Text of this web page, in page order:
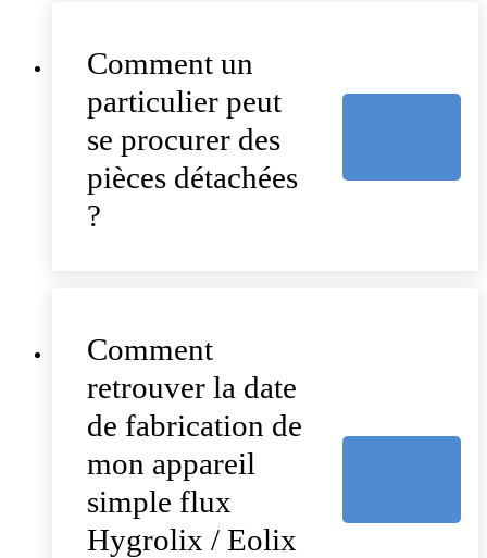
Comment un
particulier peut
se procurer des
pièces détachées
?
Comment
retrouver la date
de fabrication de
mon appareil
simple flux
Hygrolix / Eolix